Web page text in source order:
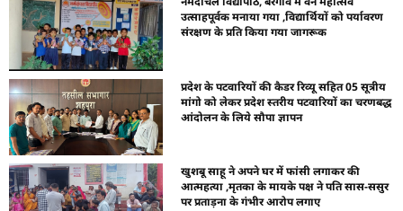
उत्साहपूर्वक मनाया गया ,विद्यार्थियों को पर्यावरण
संरक्षण के प्रति किया गया जागरूक
प्रदेश के पटवारियों की कैडर रिव्यू सहित 05 सूत्रीय
मांगो को लेकर प्रदेश स्तरीय पटवारियों का चरणबद्ध
आंदोलन के लिये सौपा ज्ञापन
खुशबू साहू ने अपने घर में फांसी लगाकर की
आत्महत्या ,मृतका के मायके पक्ष ने पति सास-ससुर
पर प्रताड़ना के गंभीर आरोप लगाए